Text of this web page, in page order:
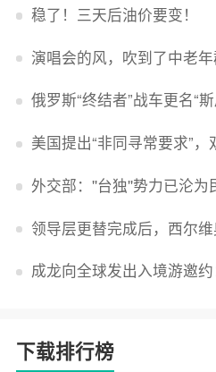
稳了！三天后油价要变！
演唱会的风，吹到了中老
俄罗斯“终结者”战车更名“斯皮里顿”：寓意强大
美国提出“非同寻常要求”，双方多个领域分歧依旧，印美
外交部：''台独''势力已沦为
领导层更替完成后，西尔维奥·那不勒斯
成龙向全球发出入境游邀约：欢迎感受
下载排行榜